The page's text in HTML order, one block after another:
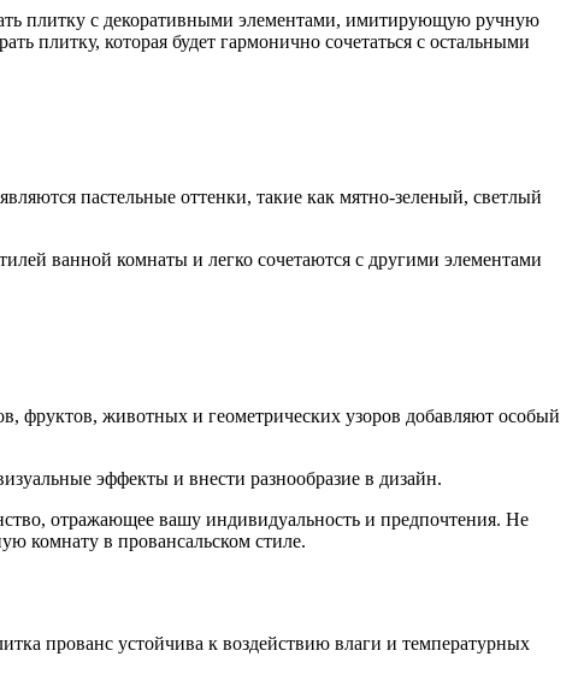
плитку с декоративными элементами, имитирующую ручную
плитку, которая будет гармонично сочетаться с остальными
пастельные оттенки, такие как мятно-зеленый, светлый
ванной комнаты и легко сочетаются с другими элементами
фруктов, животных и геометрических узоров добавляют особый
эффекты и внести разнообразие в дизайн.
отражающее вашу индивидуальность и предпочтения. Не
комнату в провансальском стиле.
прованс устойчива к воздействию влаги и температурных